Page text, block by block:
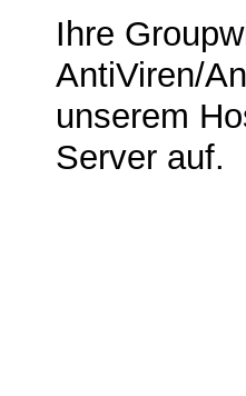
Ihre
AntiViren/
unserem
Server auf.